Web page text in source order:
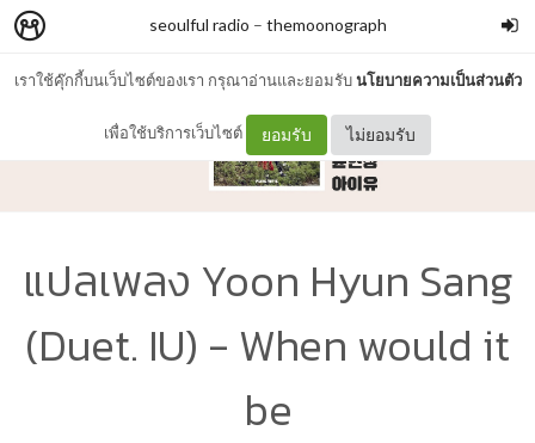
เราใช้คุ๊กกี้บนเว็บไซต์ของเรา กรุณาอ่านและยอมรับนโยบายความเป็นส่วนตัว
เพื่อใช้บริการเว็บไซต์ ยอมรับ ไม่ยอมรับ
seoulful radio – themoonograph
แปลเพลง Yoon Hyun Sang
(Duet. IU) - When would it
be